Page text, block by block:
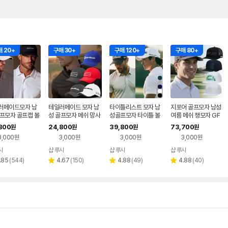
20+
메이드모자 남
모자 골프캡 볼
원
원
리
(544)
구매 30+
테일러메이드 모자 남
성 골프모자 메쉬 망사
캡 챙 볼캡
24,800원
3,000원
샵 루시
별 4.67 리
(150)
구매 120+
타이틀리스트 모자 남
성골프모자 타이틀 볼
캡 챙 PRO V1
39,800원
3,000원
샵 루시
별 4.88 리
(49)
구매 80+
지포어 골프모자 남성
여름 메쉬 챙모자 GF
ORE G4 멀티포켓백
구성
73,700원
3,000원
샵 루시
별 4.88 리
(40)